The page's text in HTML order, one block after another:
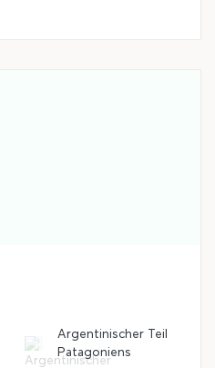
Argentinischer Teil
Patagoniens